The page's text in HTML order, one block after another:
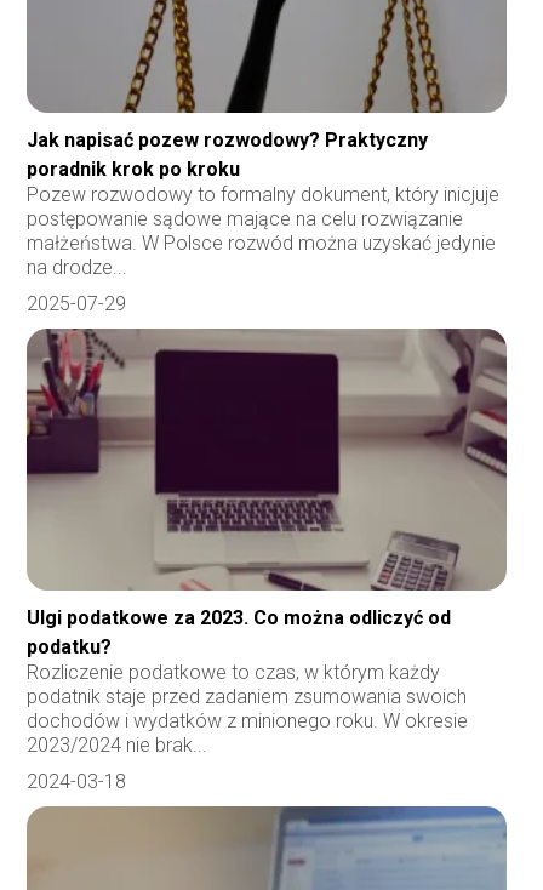
Jak napisać pozew rozwodowy? Praktyczny
poradnik krok po kroku
Pozew rozwodowy to formalny dokument, który inicjuje
postępowanie sądowe mające na celu rozwiązanie
małżeństwa. W Polsce rozwód można uzyskać jedynie
na drodze...
2025-07-29
Ulgi podatkowe za 2023. Co można odliczyć od
podatku?
Rozliczenie podatkowe to czas, w którym każdy
podatnik staje przed zadaniem zsumowania swoich
dochodów i wydatków z minionego roku. W okresie
2023/2024 nie brak...
2024-03-18